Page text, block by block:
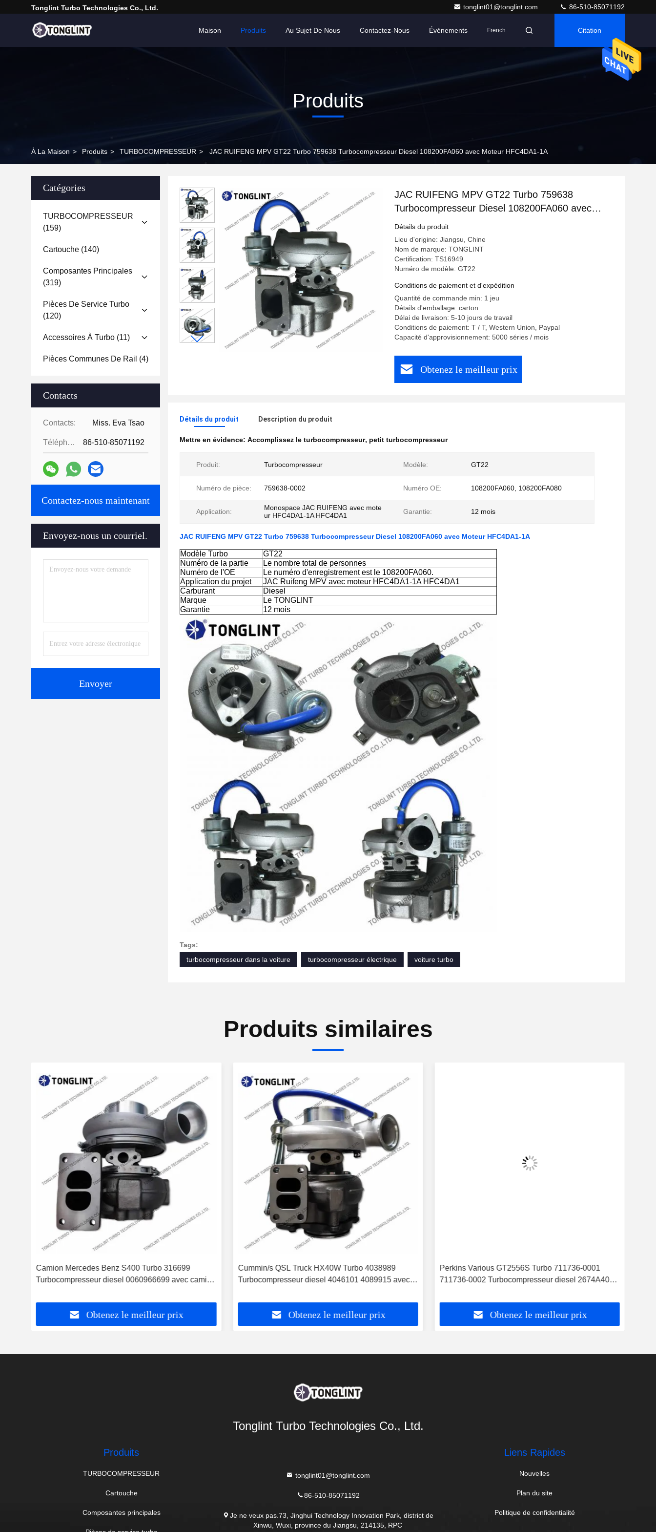
Tonglint Turbo Technologies Co., Ltd. tonglint01@tonglint.com 86-510-85071192
Maison Produits Au Sujet De Nous Contactez-Nous Événements French Citation
Produits
À La Maison > Produits > TURBOCOMPRESSEUR > JAC RUIFENG MPV GT22 Turbo 759638 Turbocompresseur Diesel 108200FA060 avec Moteur HFC4DA1-1A
Catégories
TURBOCOMPRESSEUR
(159)
Cartouche (140)
Composantes Principales
(319)
Pièces De Service Turbo
(120)
Accessoires À Turbo (11)
Pièces Communes De Rail (4)
Contacts
Contacts: Miss. Eva Tsao
Téléphone: 86-510-85071192
Contactez-nous maintenant
Envoyez-nous un courriel.
Envoyer
JAC RUIFENG MPV GT22 Turbo 759638
Turbocompresseur Diesel 108200FA060 avec
Moteur HFC4DA1-1A
Détails du produit
Lieu d'origine: Jiangsu, Chine
Nom de marque: TONGLINT
Certification: TS16949
Numéro de modèle: GT22
Conditions de paiement et d'expédition
Quantité de commande min: 1 jeu
Détails d'emballage: carton
Délai de livraison: 5-10 jours de travail
Conditions de paiement: T / T, Western Union, Paypal
Capacité d'approvisionnement: 5000 séries / mois
Obtenez le meilleur prix
Détails du produit Description du produit
Mettre en évidence: Accomplissez le turbocompresseur, petit turbocompresseur
Produit: Turbocompresseur Modèle: GT22
Numéro de pièce: 759638-0002 Numéro OE: 108200FA060, 108200FA080
Application:
Monospace JAC RUIFENG avec mote
ur HFC4DA1-1A HFC4DA1
Garantie: 12 mois
JAC RUIFENG MPV GT22 Turbo 759638 Turbocompresseur Diesel 108200FA060 avec Moteur HFC4DA1-1A
Modèle Turbo
GT22
Numéro de la partie
Le nombre total de personnes
Numéro de l'OE
Le numéro d'enregistrement est le 108200FA060.
Application du projet
JAC Ruifeng MPV avec moteur HFC4DA1-1A HFC4DA1
Carburant
Diesel
Marque
Le TONGLINT
Garantie
12 mois
Tags:
turbocompresseur dans la voiture
turbocompresseur électrique voiture turbo
Produits similaires
Camion Mercedes Benz S400 Turbo 316699
Turbocompresseur diesel 0060966699 avec camion
Obtenez le meilleur prix
Cummin/s QSL Truck HX40W Turbo 4038989
Turbocompresseur diesel 4046101 4089915 avec
Obtenez le meilleur prix
Perkins Various GT2556S Turbo 711736-0001
711736-0002 Turbocompresseur diesel 2674A404
Obtenez le meilleur prix
Tonglint Turbo Technologies Co., Ltd.
Produits
TURBOCOMPRESSEUR
Cartouche
Composantes principales
tonglint01@tonglint.com
86-510-85071192
Je ne veux pas.73, Jinghui Technology Innovation Park, district de
Xinwu, Wuxi, province du Jiangsu, 214135, RPC
Liens Rapides
Nouvelles
Plan du site
Politique de confidentialité